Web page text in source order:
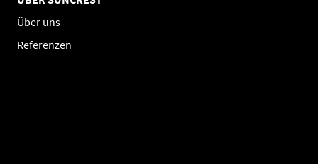
Über uns
Referenzen